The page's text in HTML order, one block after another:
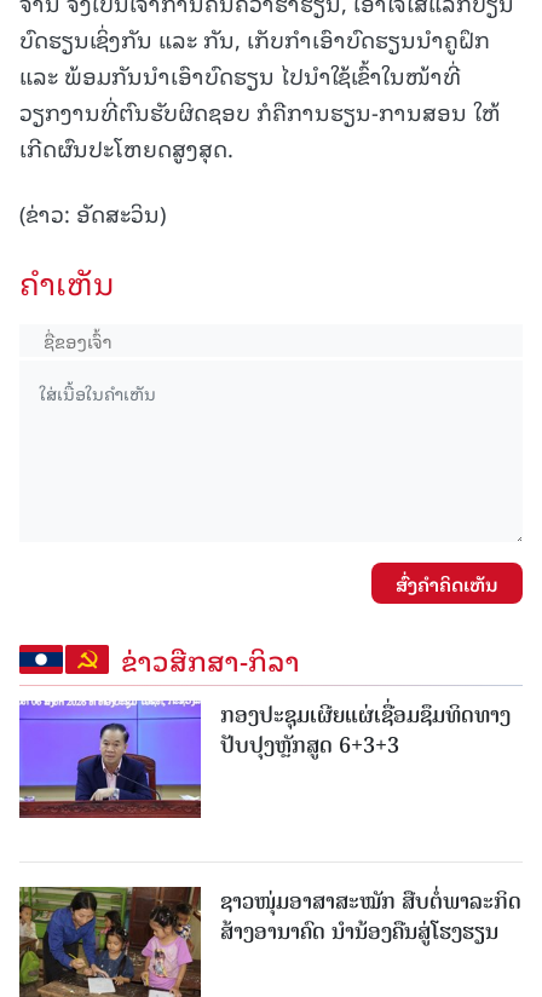
ບົດຮຽນເຊິ່ງກັນ ແລະ ກັນ, ເກັບກຳເອົາບົດຮຽນນຳຄູຝຶກ
ແລະ ພ້ອມກັນນຳເອົາບົດຮຽນ ໄປນຳໃຊ້ເຂົ້າໃນໜ້າທີ່
ວຽກງານທີ່ຕົນຮັບຜິດຊອບ ກໍຄືການຮຽນ-ການສອນ ໃຫ້
ເກີດຜົນປະໂຫຍດສູງສຸດ.
(ຂ່າວ: ອັດສະວິນ)
ຄໍາເຫັນ
ສົ່ງຄໍາຄິດເຫັນ
ຂ່າວສືກສາ-ກິລາ
ກອງປະຊຸມເຜີຍແຜ່ເຊື່ອມຊຶມທິດທາງ
ປັບປຸງຫຼັກສູດ 6+3+3
ຊາວໜຸ່ມອາສາສະໝັກ ສືບຕໍ່ພາລະກິດ
ສ້າງອານາຄົດ ນໍານ້ອງຄືນສູ່ໂຮງຮຽນ